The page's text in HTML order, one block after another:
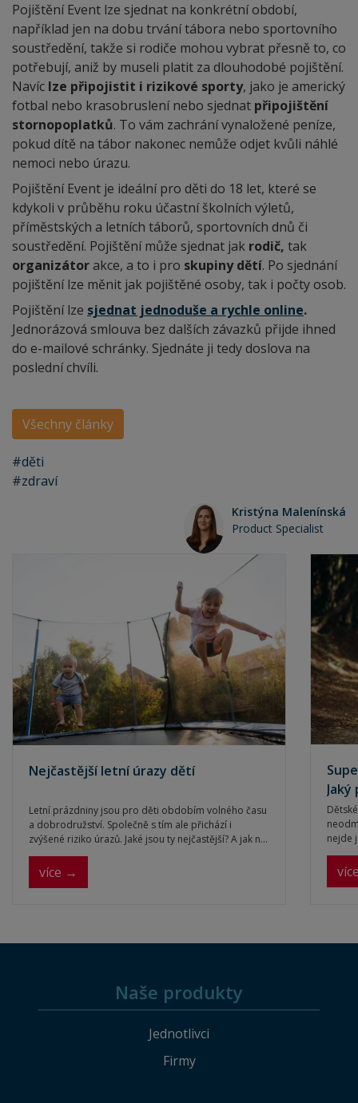
Pojištění Event lze sjednat na konkrétní období,
například jen na dobu trvání tábora nebo sportovního
soustředění, takže si rodiče mohou vybrat přesně to, co
potřebují, aniž by museli platit za dlouhodobé pojištění.
Navíc lze připojistit i rizikové sporty, jako je americký
fotbal nebo krasobruslení nebo sjednat připojištění
stornopoplatků. To vám zachrání vynaložené peníze,
pokud dítě na tábor nakonec nemůže odjet kvůli náhlé
nemoci nebo úrazu.
Pojištění Event je ideální pro děti do 18 let, které se
kdykoli v průběhu roku účastní školních výletů,
příměstských a letních táborů, sportovních dnů či
soustředění. Pojištění může sjednat jak rodič, tak
organizátorakce, a to i pro skupiny dětí. Po sjednání
pojištění lze měnit jak pojištěné osoby, tak i počty osob.
Pojištění lze sjednat jednoduše a rychle online.
Jednorázová smlouva bez dalších závazků přijde ihned
do e-mailové schránky. Sjednáte ji tedy doslova na
poslední chvíli.
Všechny články
#děti
#zdraví
Kristýna Malenínská
Product Specialist
Nejčastější letní úrazy dětí
Letní prázdniny jsou pro děti obdobím volného času
a dobrodružství. Společně s tím ale přichází i
zvýšené riziko úrazů. Jaké jsou ty nejčastější? A jak na
ně správně reagovat?
více →
nejde
letech
Naše produkty
Jednotlivci
Firmy